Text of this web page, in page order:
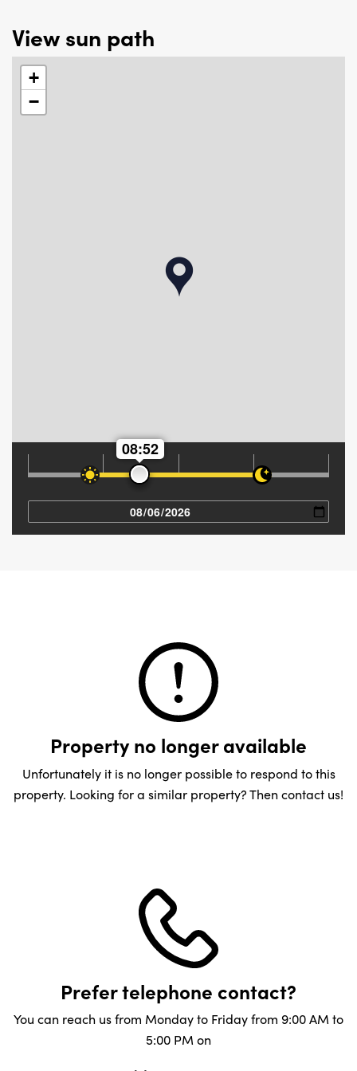
View sun path
+
−
08:52
Property no longer available
Unfortunately it is no longer possible to respond to this
property. Looking for a similar property? Then contact us!
Prefer telephone contact?
You can reach us from Monday to Friday from 9:00 AM to
5:00 PM on